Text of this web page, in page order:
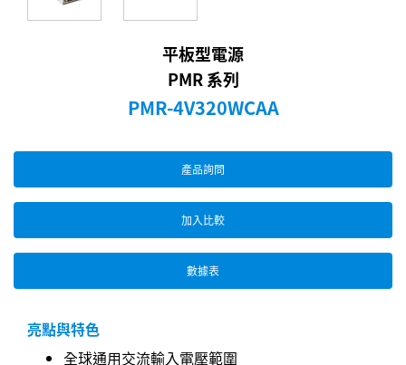
平板型電源
PMR 系列
PMR-4V320WCAA
產品詢問
加入比較
數據表
亮點與特色
全球通用交流輸入電壓範圍